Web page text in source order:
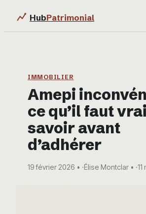
HubPatrimonial
Immobilier
Business
Éducation & Emploi
IMMOBILIER
Amepi
ce qu’il faut
savoir avant
d’adhérer
19 février 2026 ·Élise Montclar ·